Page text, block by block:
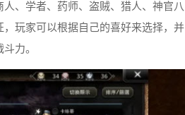
、学者、药师、盗贼、猎人、神官八
玩家可以根据自己的喜好来选择，并
力。